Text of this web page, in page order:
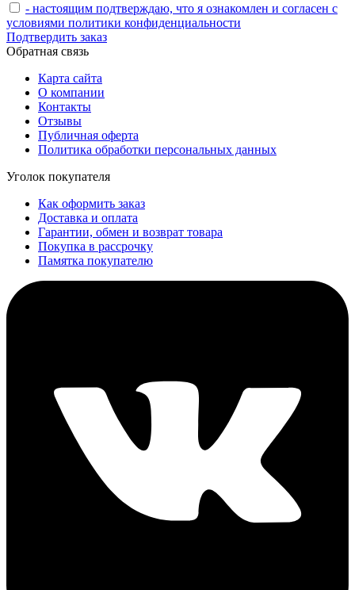
- настоящим подтверждаю, что я ознакомлен и согласен с
условиями политики конфиденциальности
Подтвердить заказ
Обратная связь
Карта сайта
О компании
Контакты
Отзывы
Публичная оферта
Политика обработки персональных данных
Уголок покупателя
Как оформить заказ
Доставка и оплата
Гарантии, обмен и возврат товара
Покупка в рассрочку
Памятка покупателю